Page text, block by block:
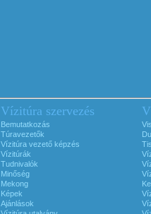
Vízitúra szervezés
Bemutatkozás
Túravezetők
Vízitúra vezető képzés
Vízitúrák
Tudnivalók
Minőség
Mekong
Képek
Ajánlások